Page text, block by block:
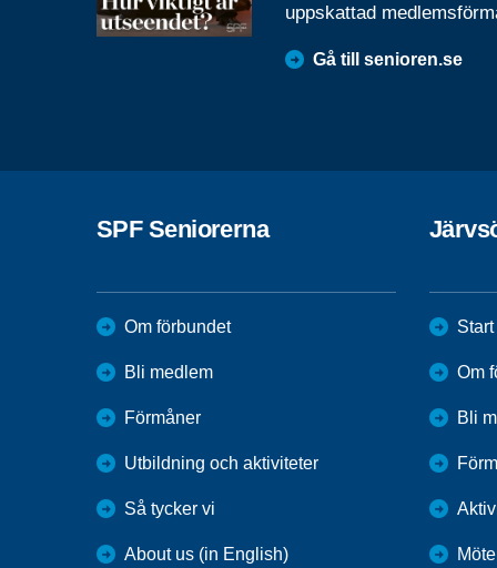
uppskattad
Gå till senioren.se
SPF Seniorerna
Om förbundet
Bli medlem
Förmåner
Utbildning och aktiviteter
Så tycker vi
About us (in English)
Start
Om
Bli